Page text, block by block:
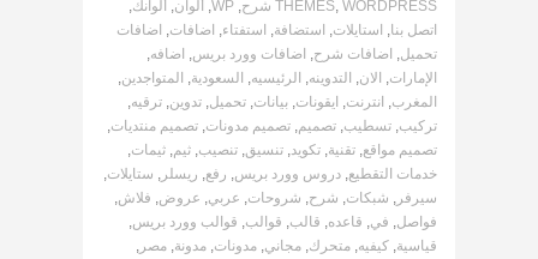
THEMES, WORDPRESS شرح ,
WP
, ألوان, ألوانك,
اتصل بنا, استايلات, استضافة, استفتاء, اضافات, اضافات
تحميل, اضافات شرح, اضافات وورد بريس, اضافه,
الإمارات, الان, التدوينه, الرئيسيه, السعودية, المتواجدين,
المغرب, انترنت, ايقونات, بيانات, تحميل, تدوين, ترقيه,
تركيب, تسطيب, تصميم, تصميم مدونات, تصميم منتديات,
تصميم مواقع, تقنية, تكويد, تنسيق, تنصيب, ثيم, ثيمات,
خدمات التقطيع, دروس وورد بريس, رفع, ريسلر , ستايلات,
سيرفر , شبكات, شرح, شروحات, عربي, عروض, فلاش,
فواصل, في, قاعده, قالب, قوالب, قوالب وورد بريس,
قياسية, كيفيه, متحرك, مجاني, مدونات, مدونة, مصر ,